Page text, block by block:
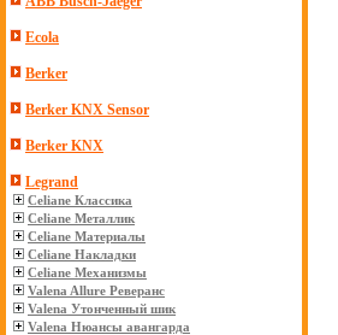
Ecola
Berker
Berker KNX Sensor
Berker KNX
Legrand
Celiane Классика
Celiane Металлик
Celiane Материалы
Celiane Накладки
Celiane Механизмы
Valena Allure Реверанс
Valena Утонченный шик
Valena Нюансы авангарда